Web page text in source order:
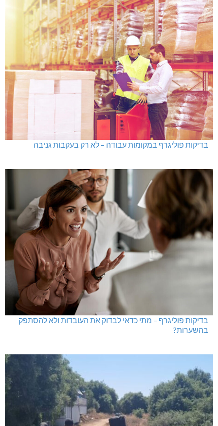
בדיקות פוליגרף במקומות עבודה – לא רק בעקבות גניבה
בדיקות פוליגרף – מתי כדאי לבדוק את העובדות ולא להסתפק
בהשערות?